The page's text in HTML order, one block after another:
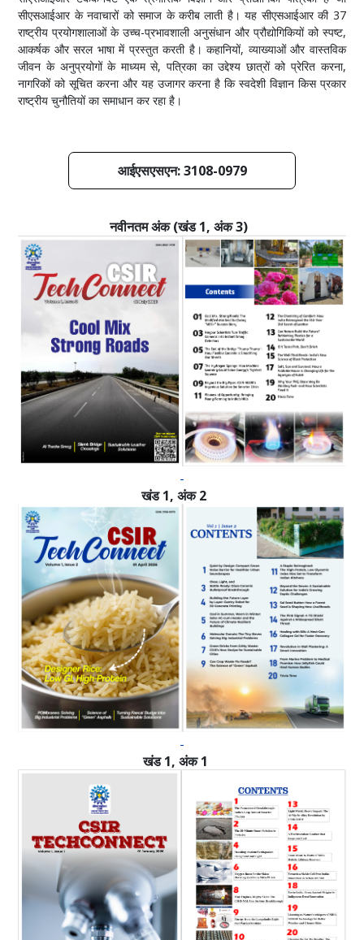
सीएसआईआर के नवाचारों को समाज के करीब लाती है। यह सीएसआईआर की 37
राष्ट्रीय प्रयोगशालाओं के उच्च-प्रभावशाली अनुसंधान और प्रौद्योगिकियों को स्पष्ट,
आकर्षक और सरल भाषा में प्रस्तुत करती है। कहानियों, व्याख्याओं और वास्तविक
जीवन के अनुप्रयोगों के माध्यम से, पत्रिका का उद्देश्य छात्रों को प्रेरित करना,
नागरिकों को सूचित करना और यह उजागर करना है कि स्वदेशी विज्ञान किस प्रकार
राष्ट्रीय चुनौतियों का समाधान कर रहा है।
आईएसएसएन: 3108-0979
नवीनतम अंक (खंड 1, अंक 3)
खंड 1, अंक 2
खंड 1, अंक 1